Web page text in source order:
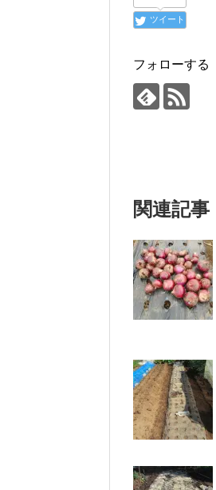
ツイート
フォローする
関連記事